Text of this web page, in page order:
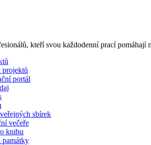
kteří svou každodenní prací
projektů
portál
sbírek
večeře
knihu
památky